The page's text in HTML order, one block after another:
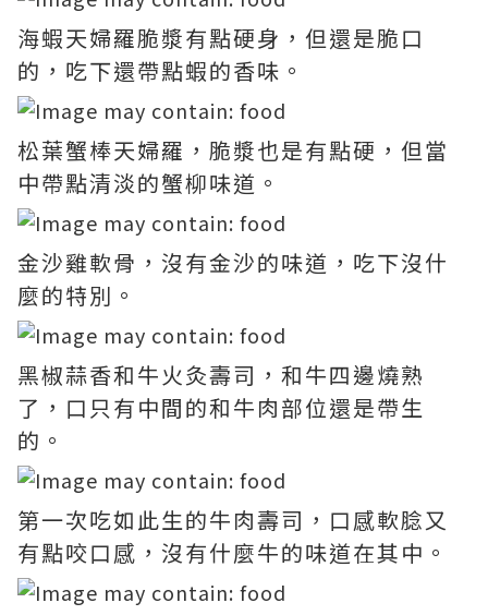
海蝦天婦羅脆漿有點硬身，但還是脆口
的，吃下還帶點蝦的香味。
松葉蟹棒天婦羅，脆漿也是有點硬，但當
中帶點清淡的蟹柳味道。
金沙雞軟骨，沒有金沙的味道，吃下沒什
麼的特別。
黑椒蒜香和牛火灸壽司，和牛四邊燒熟
了，口只有中間的和牛肉部位還是帶生
的。
第一次吃如此生的牛肉壽司，口感軟腍又
有點咬口感，沒有什麼牛的味道在其中。